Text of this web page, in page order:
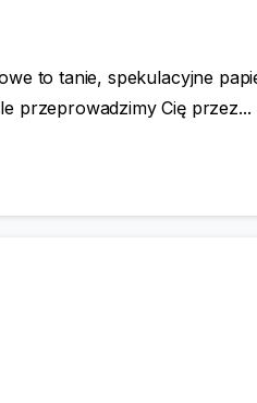
to tanie, spekulacyjne
przeprowadzimy Cię przez...